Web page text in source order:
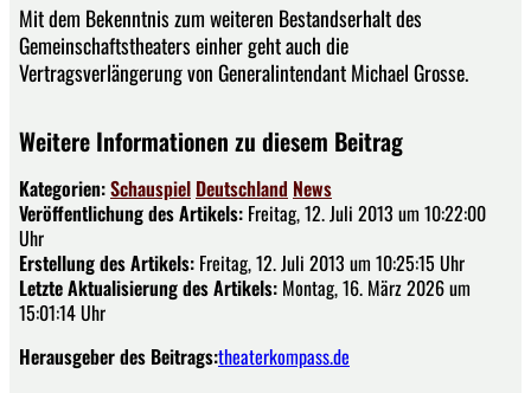
Mit dem Bekenntnis zum weiteren Bestandserhalt des
Gemeinschaftstheaters einher geht auch die
Vertragsverlängerung von Generalintendant Michael Grosse.
Weitere Informationen zu diesem Beitrag
Kategorien:Schauspiel Deutschland News
Veröffentlichung des Artikels: Freitag, 12. Juli 2013 um 10:22:00
Uhr
Erstellung des Artikels: Freitag, 12. Juli 2013 um 10:25:15 Uhr
Letzte Aktualisierung des Artikels: Montag, 16. März 2026 um
15:01:14 Uhr
Herausgeber des Beitrags:theaterkompass.de